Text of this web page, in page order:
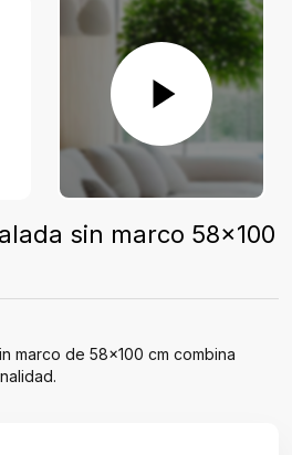
sin marco 58x100
marco de 58x100 cm combina